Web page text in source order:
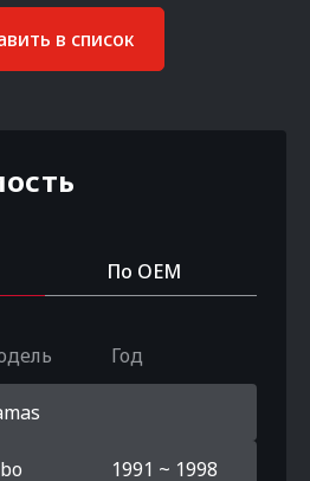
в список
По OEM
Год
1991 ~ 1998